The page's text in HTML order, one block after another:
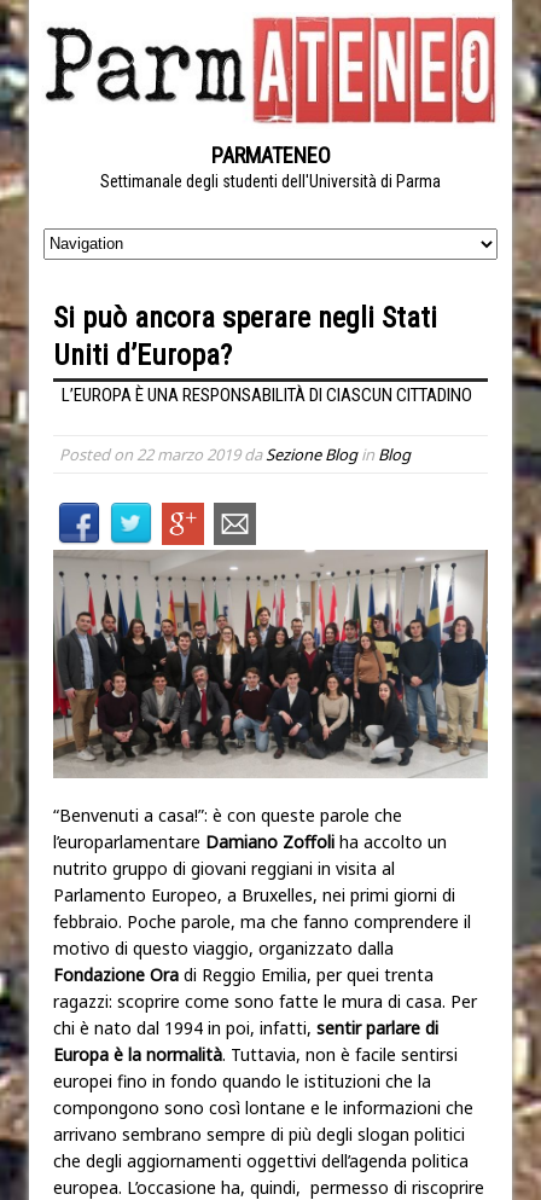
PARMATENEO
Settimanale degli studenti dell'Università di Parma
Si può ancora sperare negli Stati
Uniti d’Europa?
L’EUROPA È UNA RESPONSABILITÀ DI CIASCUN CITTADINO
Posted on 22 marzo 2019daSezione Blogin Blog
“Benvenuti a casa!”: è con queste parole che
l’europarlamentare Damiano Zoffoli ha accolto un
nutrito gruppo di giovani reggiani in visita al
Parlamento Europeo, a Bruxelles, nei primi giorni di
febbraio. Poche parole, ma che fanno comprendere il
motivo di questo viaggio, organizzato dalla
Fondazione Ora di Reggio Emilia, per quei trenta
ragazzi: scoprire come sono fatte le mura di casa. Per
chi è nato dal 1994 in poi, infatti, sentir parlare di
Europa è la normalità. Tuttavia, non è facile sentirsi
europei fino in fondo quando le istituzioni che la
compongono sono così lontane e le informazioni che
arrivano sembrano sempre di più degli slogan politici
che degli aggiornamenti oggettivi dell’agenda politica
europea. L’occasione ha, quindi, permesso di riscoprire